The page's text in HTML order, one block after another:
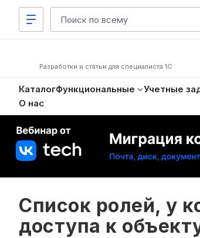
Разработки и статьи для специалиста 1С
КаталогФункциональные Учетные
О нас
Список ролей, у
доступа к